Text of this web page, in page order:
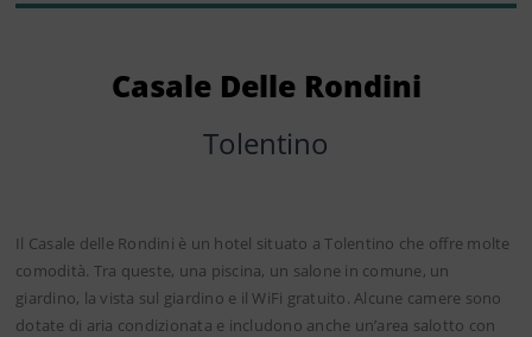
Casale Delle Rondini
Tolentino
Il Casale delle Rondini è un hotel situato a Tolentino che offre molte
comodità. Tra queste, una piscina, un salone in comune, un
giardino, la vista sul giardino e il WiFi gratuito. Alcune camere sono
dotate di aria condizionata e includono anche un’area salotto con